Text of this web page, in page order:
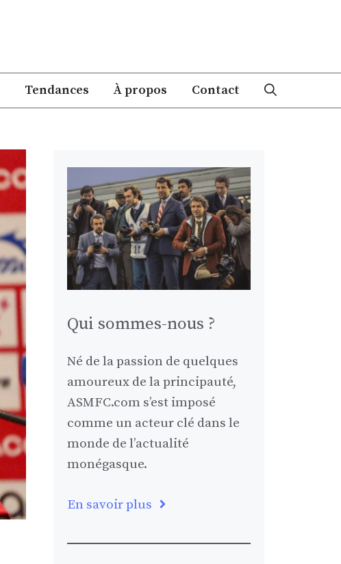
Tendances À propos Contact
Qui sommes-nous ?
Né de la passion de quelques
amoureux de la principauté,
ASMFC.com s’est imposé
comme un acteur clé dans le
monde de l’actualité
monégasque.
En savoir plus